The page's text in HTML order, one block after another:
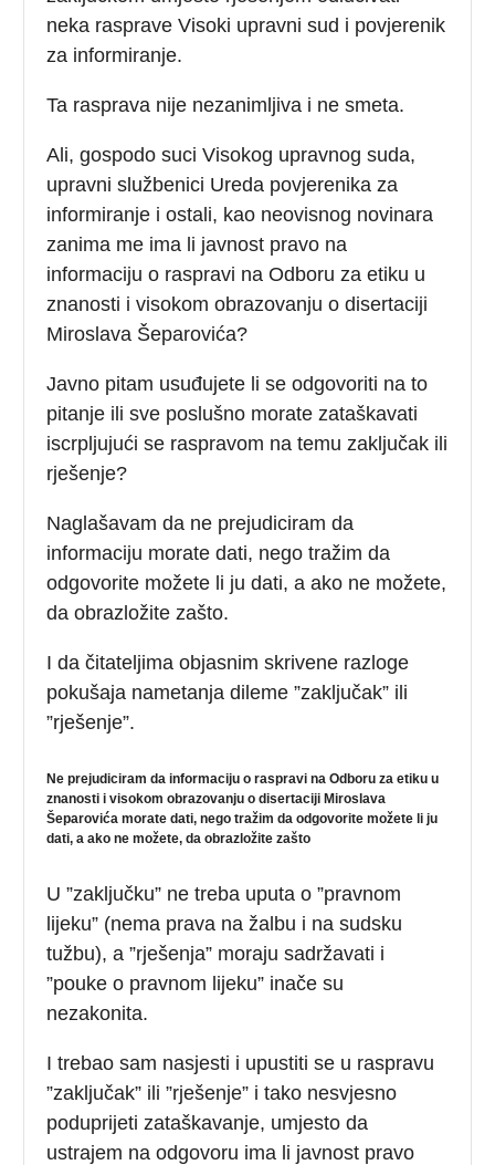
neka rasprave Visoki upravni sud i povjerenik
za informiranje.
Ta rasprava nije nezanimljiva i ne smeta.
Ali, gospodo suci Visokog upravnog suda,
upravni službenici Ureda povjerenika za
informiranje i ostali, kao neovisnog novinara
zanima me ima li javnost pravo na
informaciju o raspravi na Odboru za etiku u
znanosti i visokom obrazovanju o disertaciji
Miroslava Šeparovića?
Javno pitam usuđujete li se odgovoriti na to
pitanje ili sve poslušno morate zataškavati
iscrpljujući se raspravom na temu zaključak ili
rješenje?
Naglašavam da ne prejudiciram da
informaciju morate dati, nego tražim da
odgovorite možete li ju dati, a ako ne možete,
da obrazložite zašto.
I da čitateljima objasnim skrivene razloge
pokušaja nametanja dileme ”zaključak” ili
”rješenje”.
Ne prejudiciram da informaciju o raspravi na Odboru za etiku u
znanosti i visokom obrazovanju o disertaciji Miroslava
Šeparovića morate dati, nego tražim da odgovorite možete li ju
dati, a ako ne možete, da obrazložite zašto
U ”zaključku” ne treba uputa o ”pravnom
lijeku” (nema prava na žalbu i na sudsku
tužbu), a ”rješenja” moraju sadržavati i
”pouke o pravnom lijeku” inače su
nezakonita.
I trebao sam nasjesti i upustiti se u raspravu
”zaključak” ili ”rješenje” i tako nesvjesno
poduprijeti zataškavanje, umjesto da
ustrajem na odgovoru ima li javnost pravo